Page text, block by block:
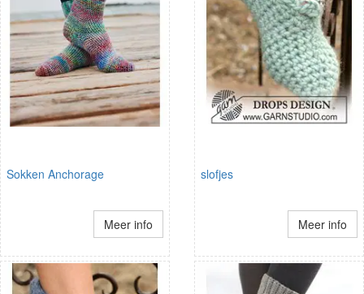
Sokken Anchorage
Meer info
slofjes
Meer info